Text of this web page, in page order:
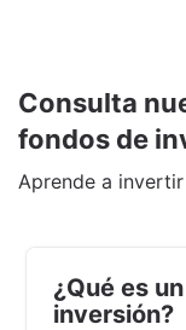
Consulta
fondos de
Aprende a
¿Qué es
inversión?